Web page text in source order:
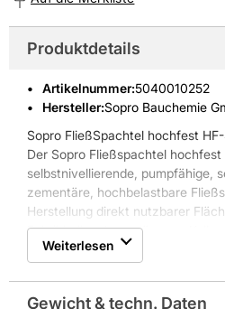
Produktdetails
Artikelnummer:5040010252
Hersteller:Sopro Bauchemie
Sopro FließSpachtel hochfest
Der Sopro Fließspachtel
selbstnivellierende, pumpfähige,
zementäre, hochbelastbare
Herstellung direkt nutzbarer
Fabrikhallen, Lagerräumen,
Verarbeitungs- und
Mikrodur-Technologie. Er kann
werden und ist chromatarm.
Eigenschaften Sopro
Weiterlesen
Gewicht & techn. Daten